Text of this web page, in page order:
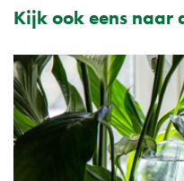
Kijk ook eens naar